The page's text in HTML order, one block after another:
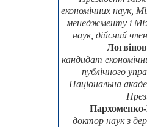
економічних наук,
менеджменту і
наук, дійсний
кандидат
публічного
Національна
Пархоменко-
доктор наук з